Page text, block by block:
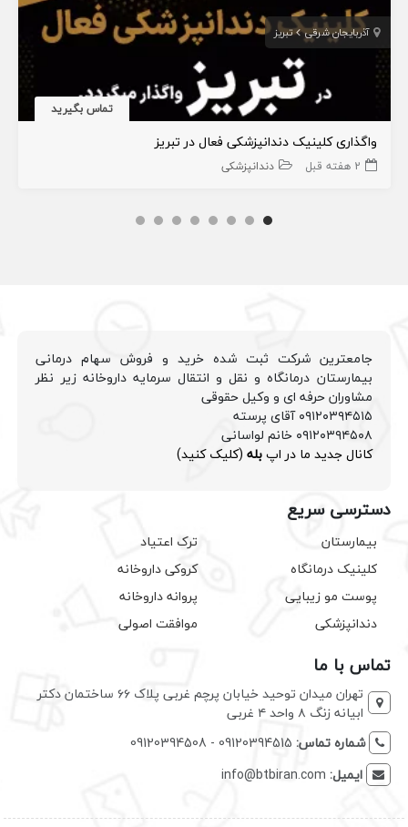
آذربایجان شرقی تبریز
تماس بگیرید
واگذاری کلینیک دندانپزشکی فعال در تبریز
2 هفته قبل دندانپزشکی
جامعترین شرکت ثبت شده خرید و فروش سهام درمانی
بیمارستان درمانگاه و نقل و انتقال سرمایه داروخانه زیر نظر
مشاوران حرفه ای و وکیل حقوقی
۰۹۱۲۰۳۹۴۵۱۵ آقای پرسته
۰۹۱۲۰۳۹۴۵۰۸ خانم لواسانی
کانال جدید ما در اپبله (کلیک کنید)
دسترسی سریع
بیمارستان
کلینیک درمانگاه
پوست مو زیبایی
دندانپزشکی
ترک اعتیاد
کروکی داروخانه
پروانه داروخانه
موافقت اصولی
تماس با ما
تهران میدان توحید خیابان پرچم غربی پلاک ۶۶ ساختمان دکتر
ابیانه زنگ ۸ واحد ۴ غربی
شماره تماس: 09120394515 - 09120394508
ایمیل: info@btbiran.com